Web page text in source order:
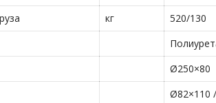
кг 520/130
Ø250×80
Ø82×110